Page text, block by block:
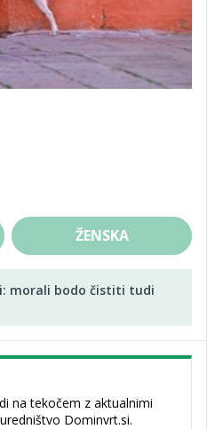
ŽENSKA
morali bodo čistiti tudi
na tekočem z aktualnimi
Dominvrt.si.